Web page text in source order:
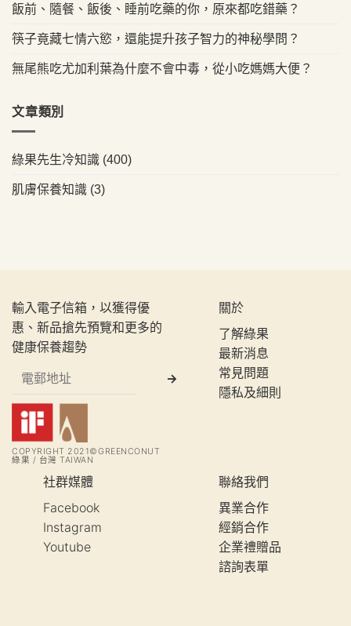
飯前、隨餐、飯後、睡前吃藥的你，原來都吃錯藥？
筷子竟藏七情六慾，還能提升孩子智力的神秘學問？
無尾熊吃尤加利葉為什麼不會中毒，從小吃媽媽大便？
文章類別
綠果先生冷知識 (400)
肌膚保養知識 (3)
輸入電子信箱，以獲得優
惠、新品搶先預覽和更多的
健康保養趨勢
COPYRIGHT 2021©GREENCONUT
綠果 / 台灣 TAIWAN
關於
了解綠果
最新消息
常見問題
隱私及細則
社群媒體
Facebook
Instagram
Youtube
聯絡我們
異業合作
經銷合作
企業禮贈品
諮詢表單